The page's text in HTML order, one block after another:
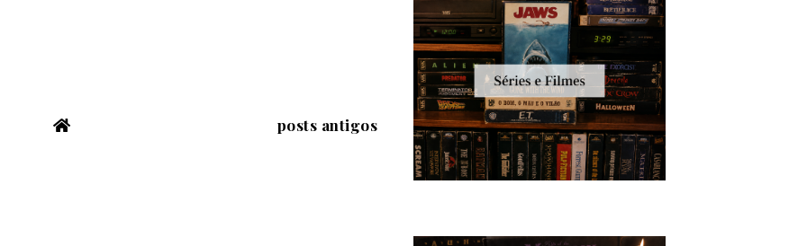
posts antigos